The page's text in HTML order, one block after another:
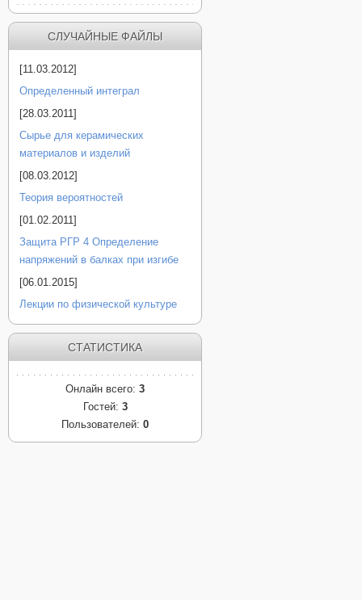
СЛУЧАЙНЫЕ ФАЙЛЫ
[11.03.2012]
Определенный интеграл
[28.03.2011]
Сырье для керамических
материалов и изделий
[08.03.2012]
Теория вероятностей
[01.02.2011]
Защита РГР 4 Определение
напряжений в балках при изгибе
[06.01.2015]
Лекции по физической культуре
СТАТИСТИКА
Онлайн всего: 3
Гостей: 3
Пользователей: 0